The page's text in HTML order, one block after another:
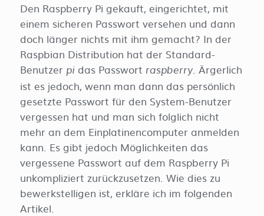
Den Raspberry Pi gekauft, eingerichtet, mit
einem sicheren Passwort versehen und dann
doch länger nichts mit ihm gemacht? In der
Raspbian Distribution hat der Standard-
Benutzer pi das Passwort raspberry. Ärgerlich
ist es jedoch, wenn man dann das persönlich
gesetzte Passwort für den System-Benutzer
vergessen hat und man sich folglich nicht
mehr an dem Einplatinencomputer anmelden
kann. Es gibt jedoch Möglichkeiten das
vergessene Passwort auf dem Raspberry Pi
unkompliziert zurückzusetzen. Wie dies zu
bewerkstelligen ist, erkläre ich im folgenden
Artikel.